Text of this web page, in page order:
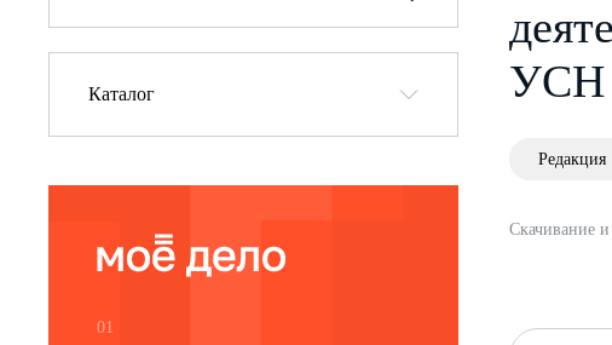
Каталог
01
УСН
Редакция
Скачивание и